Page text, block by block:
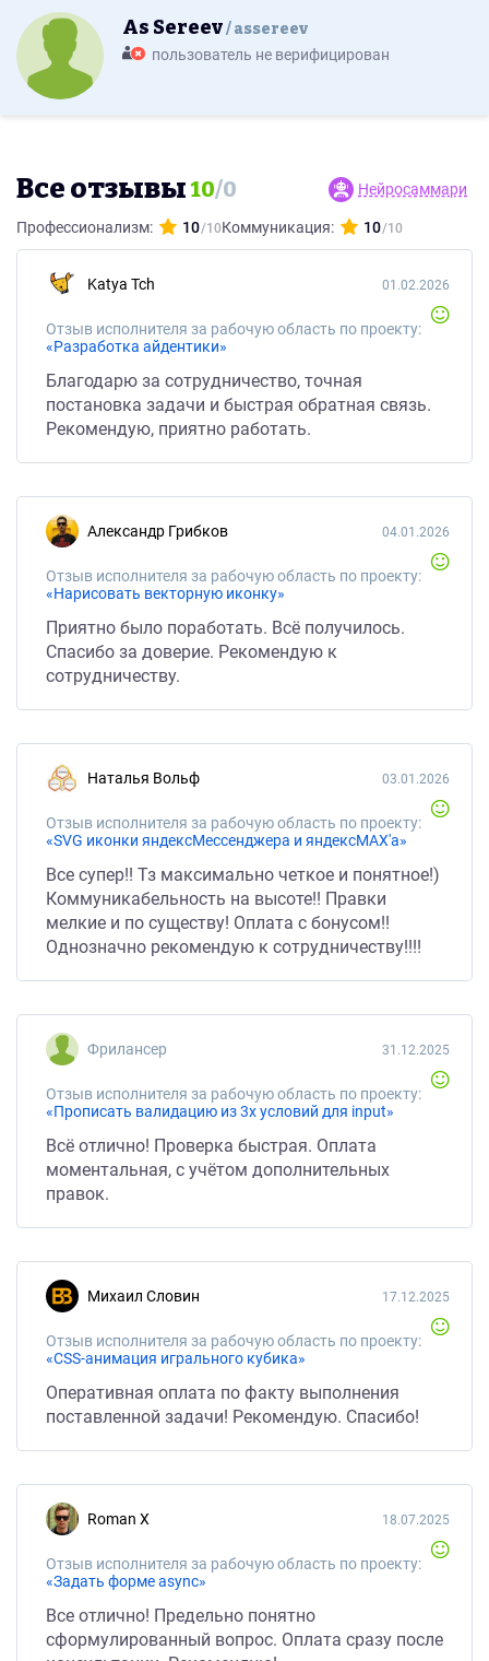
As Sereev assereev
пользователь не верифицирован
Все отзывы10/0 Нейросаммари
Профессионализм: 10 Коммуникация: 10
Katya Tch
Отзыв исполнителя за рабочую область по проекту:
«Разработка айдентики»
01.02.2026
Благодарю за сотрудничество, точная
постановка задачи и быстрая обратная связь.
Рекомендую, приятно работать.
Александр Грибков
Отзыв исполнителя за рабочую область по проекту:
«Нарисовать векторную иконку»
04.01.2026
Приятно было поработать. Всё получилось.
Спасибо за доверие. Рекомендую к
сотрудничеству.
Наталья Вольф
Отзыв исполнителя за рабочую область по проекту:
«SVG иконки яндексМессенджера и яндексMAX'а»
03.01.2026
Все супер!! Тз максимально четкое и понятное!)
Коммуникабельность на высоте!! Правки
мелкие и по существу! Оплата с бонусом!!
Однозначно рекомендую к сотрудничеству!!!!
Фрилансер
Отзыв исполнителя за рабочую область по проекту:
«Прописать валидацию из 3х условий для input»
31.12.2025
Всё отлично! Проверка быстрая. Оплата
моментальная, с учётом дополнительных
правок.
Михаил Словин
Отзыв исполнителя за рабочую область по проекту:
«CSS-анимация игрального кубика»
17.12.2025
Оперативная оплата по факту выполнения
поставленной задачи! Рекомендую. Спасибо!
Roman X
Отзыв исполнителя за рабочую область по проекту:
«Задать форме async»
18.07.2025
Все отлично! Предельно понятно
сформулированный вопрос. Оплата сразу после